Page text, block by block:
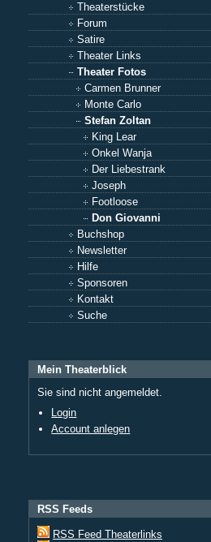
Theaterstücke
Forum
Satire
Theater Links
Theater Fotos
Carmen Brunner
Monte Carlo
Stefan Zoltan
King Lear
Onkel Wanja
Der Liebestrank
Joseph
Footloose
Don Giovanni
Buchshop
Newsletter
Hilfe
Sponsoren
Kontakt
Suche
Mein Theaterblick
Sie sind nicht angemeldet.
Login
Account anlegen
RSS Feeds
RSS Feed Theaterlinks